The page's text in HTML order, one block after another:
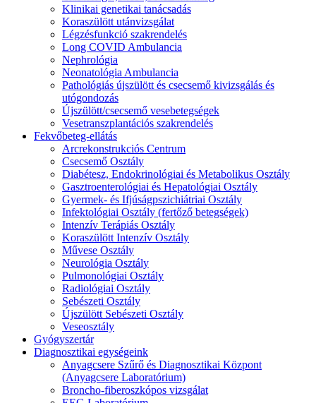
Klinikai genetikai tanácsadás
Koraszülött utánvizsgálat
Légzésfunkció szakrendelés
Long COVID Ambulancia
Nephrológia
Neonatológia Ambulancia
Pathológiás újszülött és csecsemő kivizsgálás és
utógondozás
Újszülött/csecsemő vesebetegségek
Vesetranszplantációs szakrendelés
Fekvőbeteg-ellátás
Arcrekonstrukciós Centrum
Csecsemő Osztály
Diabétesz, Endokrinológiai és Metabolikus Osztály
Gasztroenterológiai és Hepatológiai Osztály
Gyermek- és Ifjúságpszichiátriai Osztály
Infektológiai Osztály (fertőző betegségek)
Intenzív Terápiás Osztály
Koraszülött Intenzív Osztály
Művese Osztály
Neurológia Osztály
Pulmonológiai Osztály
Radiológiai Osztály
Sebészeti Osztály
Újszülött Sebészeti Osztály
Veseosztály
Gyógyszertár
Diagnosztikai egységeink
Anyagcsere Szűrő és Diagnosztikai Központ
(Anyagcsere Laboratórium)
Broncho-fiberoszkópos vizsgálat